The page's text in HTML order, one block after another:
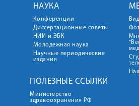
НАУКА
Конференции
Диссертационные советы
НИИ и ЭБК
Молодежная наука
Научные периодические
издания
ПОЛЕЗНЫЕ ССЫЛКИ
Министерство
здравоохранения РФ